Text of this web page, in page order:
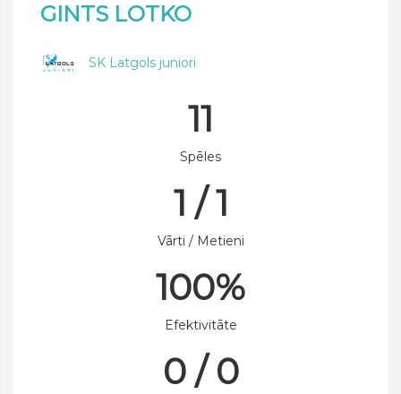
GINTS LOTKO
SK Latgols juniori
11
Spēles
1 / 1
Vārti / Metieni
100%
Efektivitāte
0 / 0